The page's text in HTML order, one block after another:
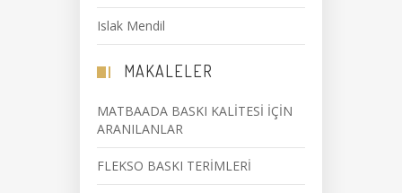
Islak Mendil
MAKALELER
MATBAADA BASKI KALİTESİ İÇİN
ARANILANLAR
FLEKSO BASKI TERİMLERİ